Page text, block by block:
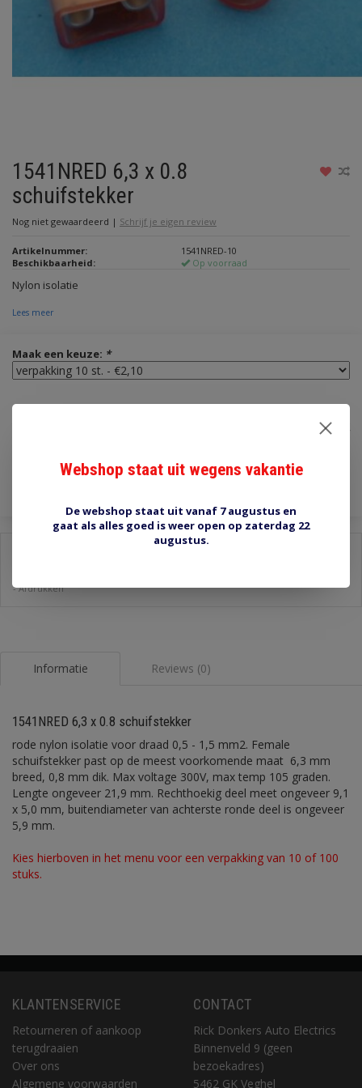
1541NRED 6,3 x 0.8
schuifstekker
Nog niet gewaardeerd | Schrijf je eigen review
Artikelnummer:
1541NRED-10
Beschikbaarheid:
Op voorraad
Nylon isolatie
Lees meer
Maak een keuze: *
€2,10
Incl. btw
-Afdrukken
Informatie Reviews (0)
1541NRED 6,3 x 0.8 schuifstekker
rode nylon isolatie voor draad 0,5 - 1,5 mm2. Female
schuifstekker past op de meest voorkomende maat 6,3 mm
breed, 0,8 mm dik. Max voltage 300V, max temp 105 graden.
Lengte ongeveer 21,9 mm. Rechthoekig deel meet ongeveer 9,1
x 5,0 mm, buitendiameter van achterste ronde deel is ongeveer
5,9 mm.
Kies hierboven in het menu voor een verpakking van 10 of 100
stuks.
KLANTENSERVICE
Retourneren of aankoop
terugdraaien
Over ons
Algemene voorwaarden
CONTACT
Rick Donkers Auto Electrics
Binnenveld 9 (geen
bezoekadres)
5462 GK Veghel
Webshop staat uit wegens vakantie
De webshop staat uit vanaf 7 augustus en
gaat als alles goed is weer open op zaterdag 22
augustus.